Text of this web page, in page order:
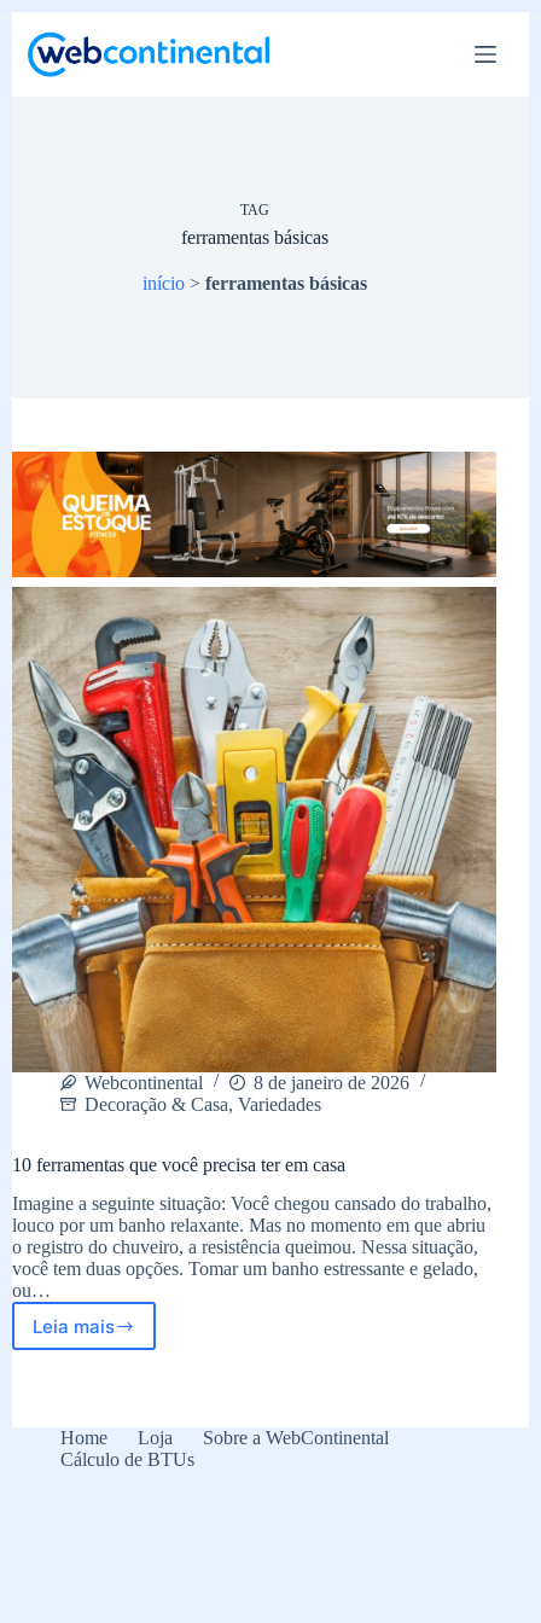
para
TAG
ferramentas básicas
início> ferramentas básicas
Webcontinental
8 de janeiro de 2026
Decoração & Casa, Variedades
10 ferramentas que você precisa ter em casa
Imagine a seguinte situação: Você chegou cansado do trabalho,
louco por um banho relaxante. Mas no momento em que abriu
o registro do chuveiro, a resistência queimou. Nessa situação,
você tem duas opções. Tomar um banho estressante e gelado,
ou…
Leia mais
10
precisa
ter
em
Home Loja
Sobre a WebContinental
Cálculo de BTUs